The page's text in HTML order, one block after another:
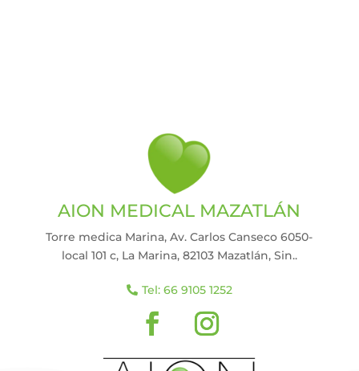
AION MEDICAL MAZATLÁN
Torre medica Marina, Av. Carlos Canseco 6050-
local 101 c, La Marina, 82103 Mazatlán, Sin..
Tel: 66 9105 1252